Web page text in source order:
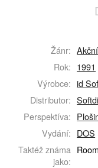
Žánr: Akční
Rok: 1991
Výrobce: id
Distributor:
Perspektíva:
Vydání: DOS
Taktéž známa
jako: